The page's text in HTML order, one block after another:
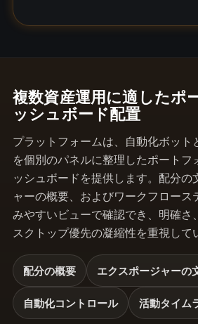
複数資産運用に適したポ
ッシュボード配置
プラットフォームは、自動化ボット
を個別のパネルに整理したポートフ
ッシュボードを提供します。配分の
ャーの概要、およびワークフロース
みやすいビューで確認でき、明確さ
スクトップ優先の凝縮性を重視して
配分の概要 エクスポージャーの
自動化コントロール 活動タイム